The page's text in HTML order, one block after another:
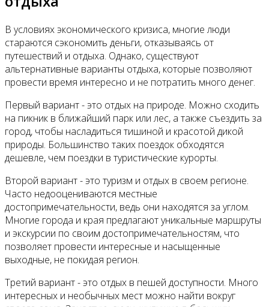
В условиях экономического кризиса, многие люди
стараются сэкономить деньги, отказываясь от
путешествий и отдыха. Однако, существуют
альтернативные варианты отдыха, которые позволяют
провести время интересно и не потратить много денег.
Первый вариант - это отдых на природе. Можно сходить
на пикник в ближайший парк или лес, а также съездить за
город, чтобы насладиться тишиной и красотой дикой
природы. Большинство таких поездок обходятся
дешевле, чем поездки в туристические курорты.
Второй вариант - это туризм и отдых в своем регионе.
Часто недооцениваются местные
достопримечательности, ведь они находятся за углом.
Многие города и края предлагают уникальные маршруты
и экскурсии по своим достопримечательностям, что
позволяет провести интересные и насыщенные
выходные, не покидая регион.
Третий вариант - это отдых в пешей доступности. Много
интересных и необычных мест можно найти вокруг